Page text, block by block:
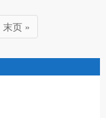
最
后
一
末页 »